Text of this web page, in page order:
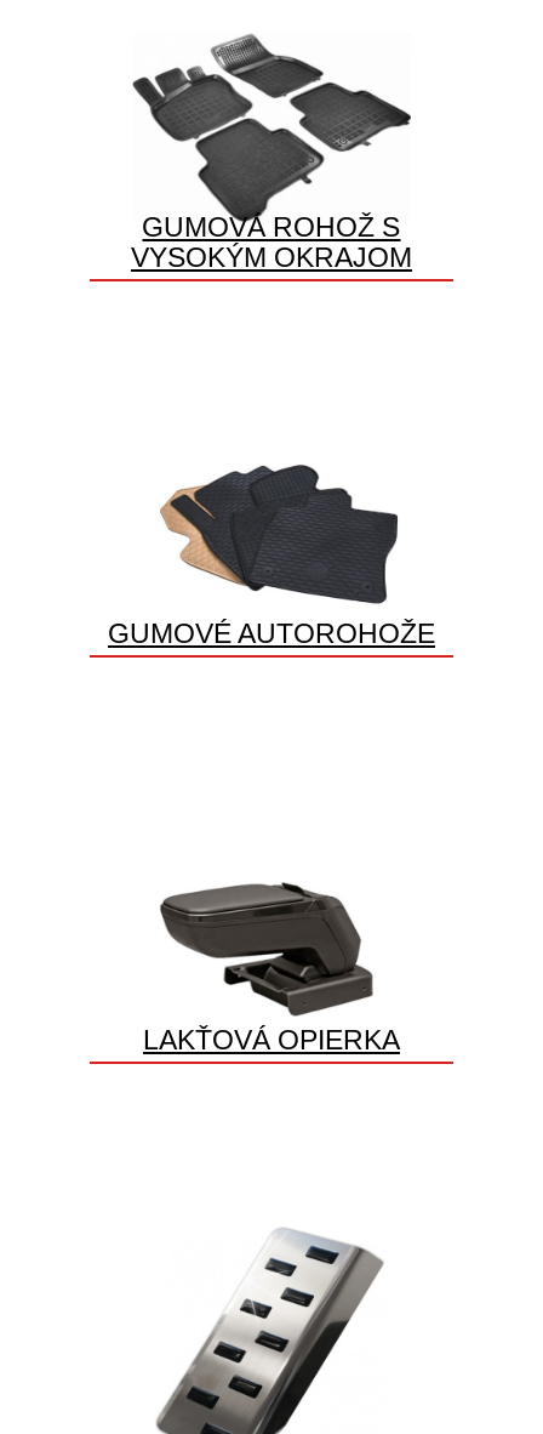
GUMOVÁ ROHOŽ S
VYSOKÝM OKRAJOM
GUMOVÉ AUTOROHOŽE
LAKŤOVÁ OPIERKA